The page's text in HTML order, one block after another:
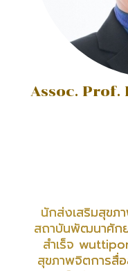
Assoc.
นักส่งเสริมสุขภ
สถาบันพัฒนาศัก
สำเร็จ
สุขภาพจิตการสื่